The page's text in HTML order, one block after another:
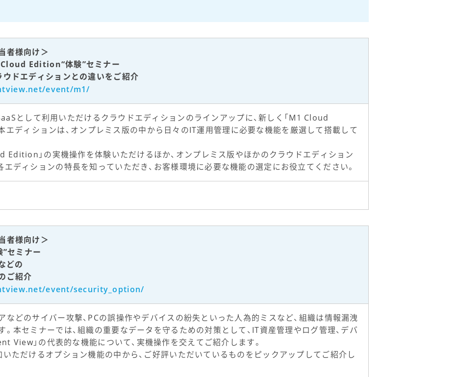
者様向け＞
Edition“体験”セミナー
ウドエディションとの違いをご紹介
event/m1/
として利用いただけるクラウドエディションのラインアップに、新しく「M1 Cloud
エディションは、オンプレミス版の中から日々のIT運用管理に必要な機能を厳選して搭載して
Edition」の実機操作を体験いただけるほか、オンプレミス版やほかのクラウドエディション
エディションの特長を知っていただき、お客様環境に必要な機能の選定にお役立てください。
者様向け＞
セミナー
どの
ご紹介
event/security_option/
などのサイバー攻撃、PCの誤操作やデバイスの紛失といった人為的ミスなど、組織は情報漏洩
。本セミナーでは、組織の重要なデータを守るための対策として、IT資産管理やログ管理、デバ
View」の代表的な機能について、実機操作を交えてご紹介します。
いただけるオプション機能の中から、ご好評いただいているものをピックアップしてご紹介し